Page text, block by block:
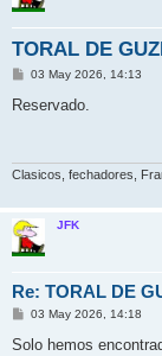
TORAL DE
M
n
03 May 2026, 14:13
Reservado.
Clasicos, fechadores,
JFK
Re: TORAL DE
M
n
03 May 2026, 14:18
Solo hemos